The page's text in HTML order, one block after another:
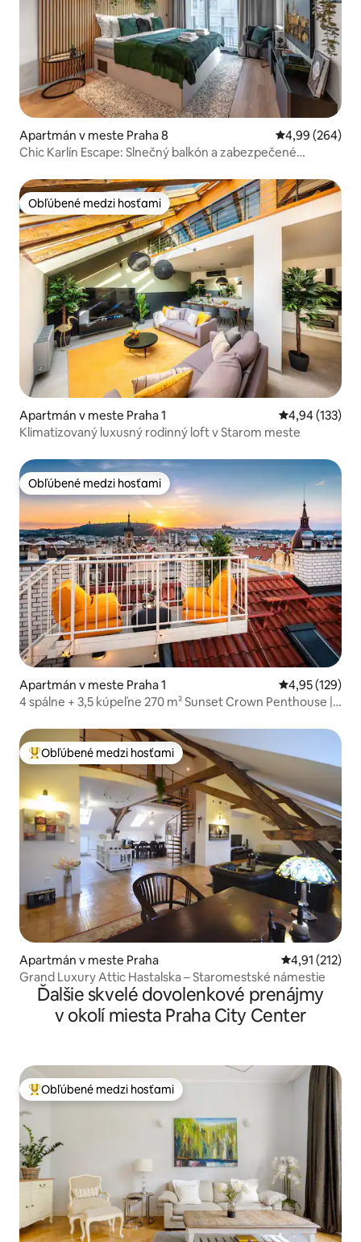
Apartmán v meste Praha 8 Priemerné
4,99 (264)
Chic Karlín Escape: Slnečný balkón a zabezpečené
Obľúbené medzi hosťami
Obľúbené medzi hosťami
Apartmán v meste Praha 1 Priemerné
4,94 (133)
Klimatizovaný luxusný rodinný loft v Starom meste
Obľúbené medzi hosťami
Obľúbené medzi hosťami
Apartmán v meste Praha 1 Priemerné
4,95 (129)
4 spálne + 3,5 kúpeľne 270 m² Sunset Crown Penthouse |
Najobľúbenejšie medzi hosťami
Obľúbené medzi hosťami
Apartmán v meste Praha Priemerné
4,91 (212)
Grand Luxury Attic Hastalska – Staromestské námestie
Ďalšie skvelé dovolenkové prenájmy
v okolí miesta Praha City Center
Najobľúbenejšie medzi hosťami
Obľúbené medzi hosťami